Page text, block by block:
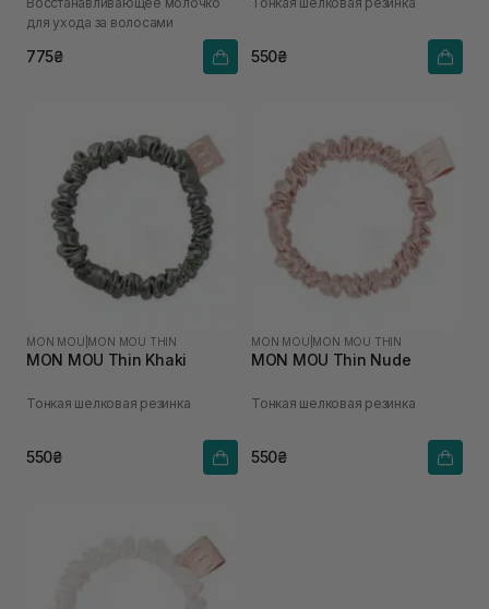
для ухода за волосами
775₴ 550₴
MON MOU MON MOU THIN
MON MOU Thin Khaki
Тонкая шелковая резинка
550₴
MON MOU MON MOU THIN
MON MOU Thin Nude
Тонкая шелковая резинка
550₴